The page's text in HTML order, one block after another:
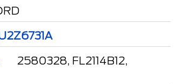
2580328, FL2114B12,